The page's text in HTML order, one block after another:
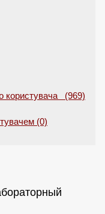
користувача (969)
(0)